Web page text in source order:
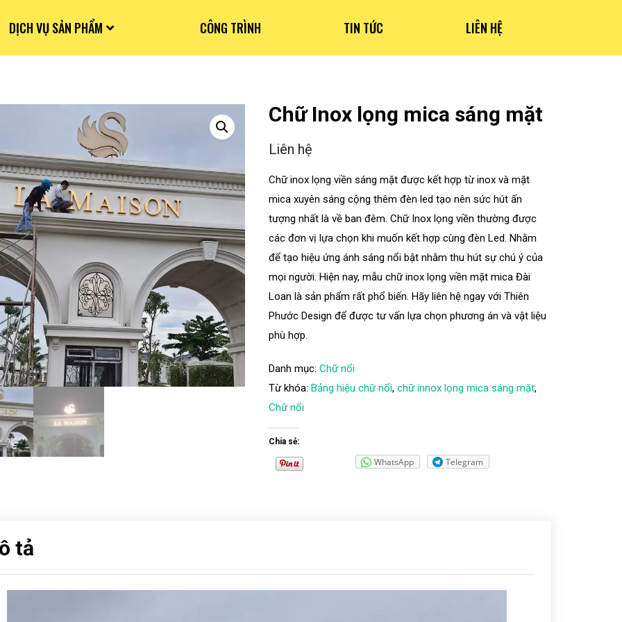
DỊCH VỤ SẢN PHẨM CÔNG TRÌNH TIN TỨC LIÊN HỆ
Chữ Inox lọng mica sáng mặt
Liên hệ
Chữ inox lọng viền sáng mặt được kết hợp từ inox và mặt
mica xuyên sáng cộng thêm đèn led tạo nên sức hút ấn
tượng nhất là về ban đêm. Chữ Inox lọng viền thường được
các đơn vị lựa chọn khi muốn kết hợp cùng đèn Led. Nhằm
để tạo hiệu ứng ánh sáng nổi bật nhằm thu hút sự chú ý của
mọi người. Hiện nay, mẫu chữ inox lọng viền mặt mica Đài
Loan là sản phẩm rất phổ biến. Hãy liên hệ ngay với Thiên
Phước Design để được tư vấn lựa chọn phương án và vật liệu
phù hợp.
Danh mục:Chữ nổi
Từ khóa:Bảng hiệu chữ nổi,chữ innox lọng mica sáng mặt,
Chữ nổi
Chia sẻ:
WhatsApp Telegram
tả